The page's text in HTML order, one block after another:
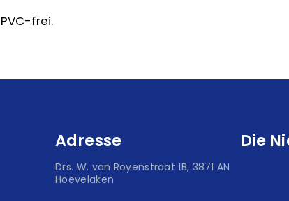
PVC-frei.
Adresse
Drs. W. van Royenstraat 1B, 3871 AN
Hoevelaken
Die